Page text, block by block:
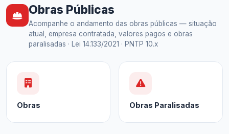
Obras Públicas
Acompanhe o andamento das obras públicas — situação
atual, empresa contratada, valores pagos e obras
paralisadas · Lei 14.133/2021 · PNTP 10.x
Obras Obras Paralisadas